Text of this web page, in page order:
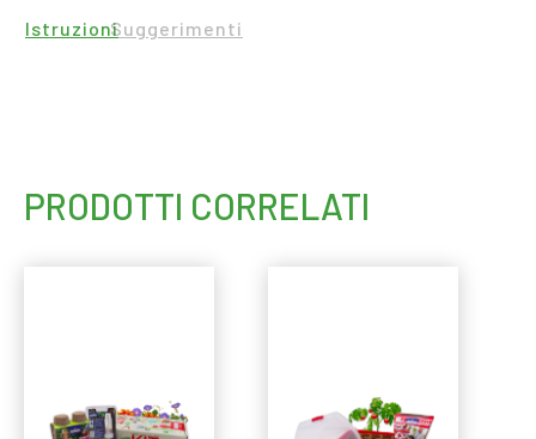
IstruzioniSuggerimenti
PRODOTTI CORRELATI